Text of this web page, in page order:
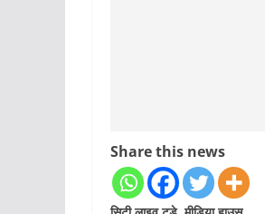
Share this news